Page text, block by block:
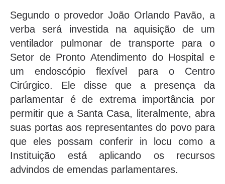
Segundo o provedor João Orlando Pavão, a
verba será investida na aquisição de um
ventilador pulmonar de transporte para o
Setor de Pronto Atendimento do Hospital e
um endoscópio flexível para o Centro
Cirúrgico. Ele disse que a presença da
parlamentar é de extrema importância por
permitir que a Santa Casa, literalmente, abra
suas portas aos representantes do povo para
que eles possam conferir in locu como a
Instituição está aplicando os recursos
advindos de emendas parlamentares.